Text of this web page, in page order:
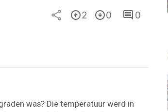
2 0 0
was? Die temperatuur werd in